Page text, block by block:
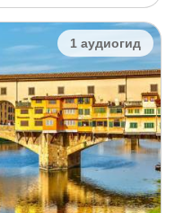
1 аудиогид